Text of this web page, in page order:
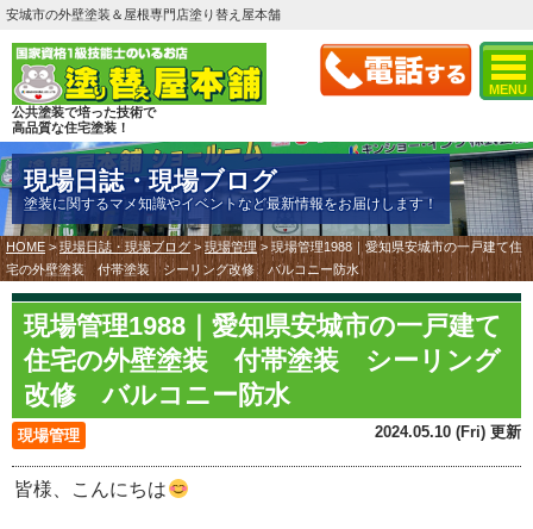
MENU
安城市の外壁塗装＆屋根専門店塗り替え屋本舗
公共塗装で培った技術で
高品質な住宅塗装！
現場日誌・現場ブログ
塗装に関するマメ知識やイベントなど最新情報をお届けします！
HOME >現場日誌・現場ブログ > 現場管理 > 現場管理1988｜愛知県安城市の一戸建て住
宅の外壁塗装 付帯塗装 シーリング改修 バルコニー防水
現場管理1988｜愛知県安城市の一戸建て
住宅の外壁塗装 付帯塗装 シーリング
改修 バルコニー防水
現場管理 2024.05.10 (Fri) 更新
皆様、こんにちは